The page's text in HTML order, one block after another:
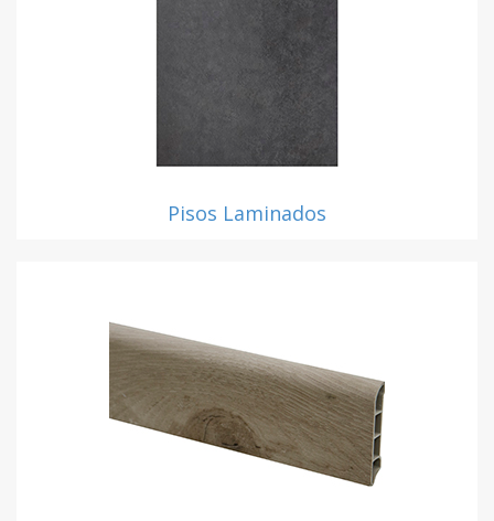
Pisos Laminados